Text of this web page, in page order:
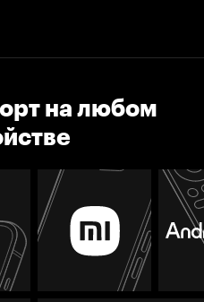
на любом